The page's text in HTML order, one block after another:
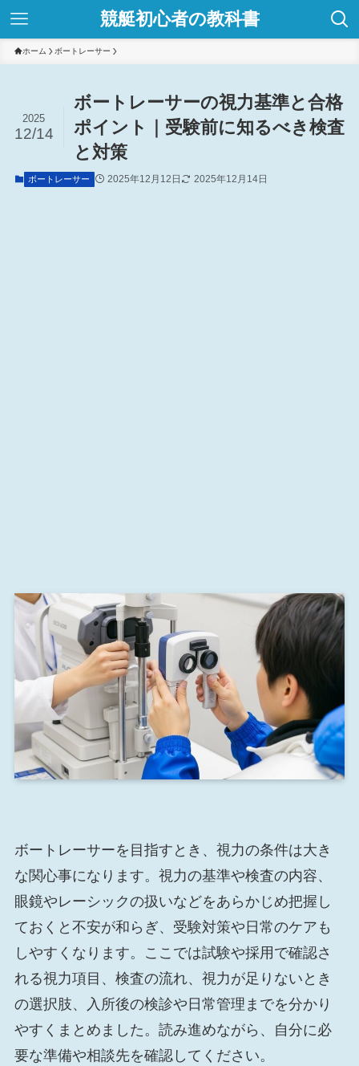
競艇初心者の教科書
ホーム ボートレーサー
ボートレーサーの視力基準と合格
ポイント｜受験前に知るべき検査
と対策
2025
12/14
ボートレーサー 2025年12月12日 2025年12月14日
ボートレーサーを目指すとき、視力の条件は大き
な関心事になります。視力の基準や検査の内容、
眼鏡やレーシックの扱いなどをあらかじめ把握し
ておくと不安が和らぎ、受験対策や日常のケアも
しやすくなります。ここでは試験や採用で確認さ
れる視力項目、検査の流れ、視力が足りないとき
の選択肢、入所後の検診や日常管理までを分かり
やすくまとめました。読み進めながら、自分に必
要な準備や相談先を確認してください。